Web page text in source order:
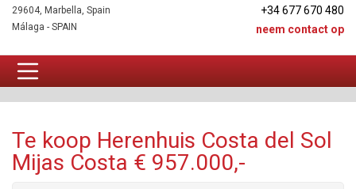
+34 677 670 480
neem contact op
29604, Marbella, Spain
Málaga - SPAIN
Te koop Herenhuis Costa del Sol
Mijas Costa € 957.000,-